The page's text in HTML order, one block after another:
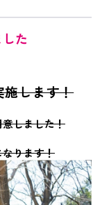
た
施します！
しました！
ります！